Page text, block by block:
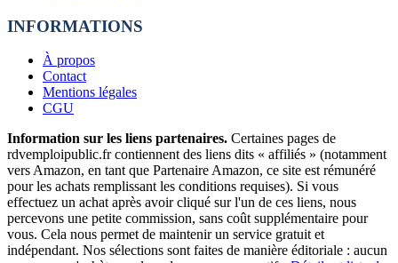
INFORMATIONS
À propos
Contact
Mentions légales
CGU
Information sur les liens partenaires. Certaines pages de
rdvemploipublic.fr contiennent des liens dits « affiliés » (notamment
vers Amazon, en tant que Partenaire Amazon, ce site est rémunéré
pour les achats remplissant les conditions requises). Si vous
effectuez un achat après avoir cliqué sur l'un de ces liens, nous
percevons une petite commission, sans coût supplémentaire pour
vous. Cela nous permet de maintenir un service gratuit et
indépendant. Nos sélections sont faites de manière éditoriale : aucun